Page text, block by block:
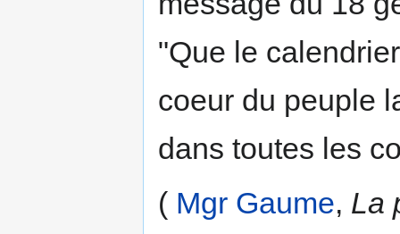
"Que le
coeur du peuple
dans toutes les
( Mgr Gaume, La